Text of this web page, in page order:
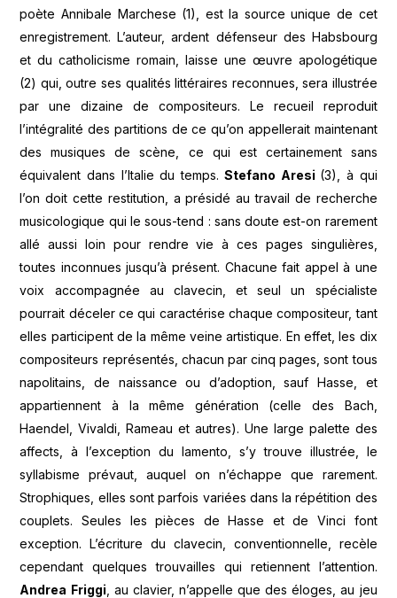
poète Annibale Marchese (1), est la source unique de cet
enregistrement. L’auteur, ardent défenseur des Habsbourg
et du catholicisme romain, laisse une œuvre apologétique
(2) qui, outre ses qualités littéraires reconnues, sera illustrée
par une dizaine de compositeurs. Le recueil reproduit
l’intégralité des partitions de ce qu’on appellerait maintenant
des musiques de scène, ce qui est certainement sans
équivalent dans l’Italie du temps.Stefano Aresi (3), à qui
l’on doit cette restitution, a présidé au travail de recherche
musicologique qui le sous-tend : sans doute est-on rarement
allé aussi loin pour rendre vie à ces pages singulières,
toutes inconnues jusqu’à présent. Chacune fait appel à une
voix accompagnée au clavecin, et seul un spécialiste
pourrait déceler ce qui caractérise chaque compositeur, tant
elles participent de la même veine artistique. En effet, les dix
compositeurs représentés, chacun par cinq pages, sont tous
napolitains, de naissance ou d’adoption, sauf Hasse, et
appartiennent à la même génération (celle des Bach,
Haendel, Vivaldi, Rameau et autres). Une large palette des
affects, à l’exception du lamento, s’y trouve illustrée, le
syllabisme prévaut, auquel on n’échappe que rarement.
Strophiques, elles sont parfois variées dans la répétition des
couplets. Seules les pièces de Hasse et de Vinci font
exception. L’écriture du clavecin, conventionnelle, recèle
cependant quelques trouvailles qui retiennent l’attention.
Andrea Friggi, au clavier, n’appelle que des éloges, au jeu